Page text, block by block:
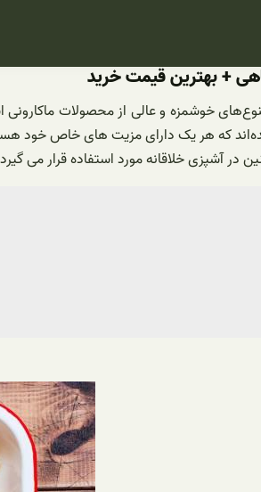
+ بهترین قیمت خرید
خوشمزه و عالی از محصولات ماکارونی
که هر یک دارای مزیت های خاص خود
آشپزی خلاقانه مورد استفاده قرار می